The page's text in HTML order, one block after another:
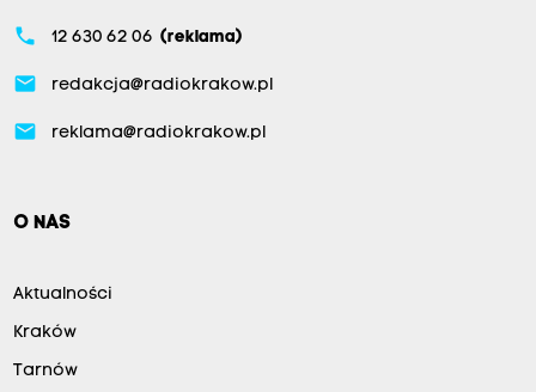
phone 12 630 62 06 (reklama)
email redakcja@radiokrakow.pl
email reklama@radiokrakow.pl
O NAS
Aktualności
Kraków
Tarnów